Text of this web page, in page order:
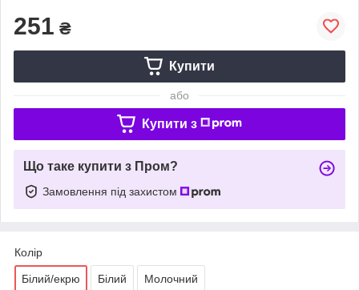
251 ₴
Купити
або
Купити з
Що таке купити з Пром?
Замовлення під захистом
Колір
Білий/екрю Білий Молочний